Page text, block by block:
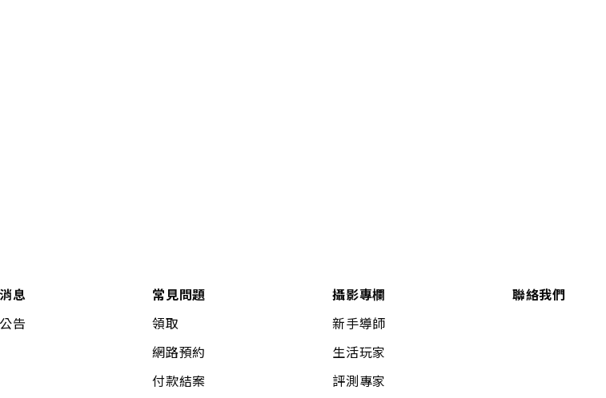
息
告
常見問題
領取
網路預約
付款結案
攝影專欄
新手導師
生活玩家
評測專家
聯絡我們